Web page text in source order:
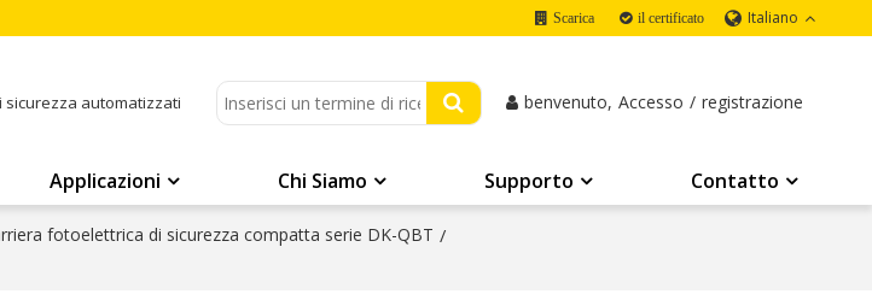
Scarica il certificato Italiano
automatizzati benvenuto, Accesso / registrazione
Applicazioni Chi Siamo Supporto Contatto
fotoelettrica di sicurezza compatta serie DK-QBT /